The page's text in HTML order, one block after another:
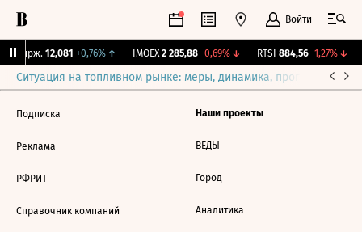
Войти
Бирж. 12,081 +0,76%↑ IMOEX 2 285,88 -0,69%↓ RTSI 884,56 -1,27%↓
Ситуация на топливном рынке: меры, динамика, прогнозы
Подписка
Реклама
РФРИТ
Справочник компаний
Наши проекты
ВЕДЫ
Город
Аналитика